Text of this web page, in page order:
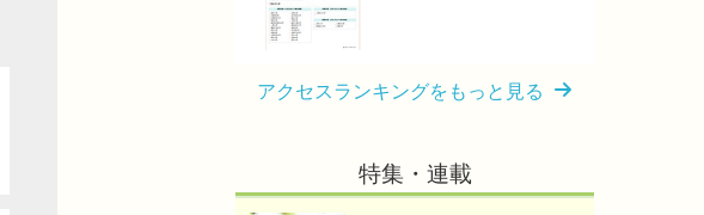
アクセスランキングをもっと見る
特集・連載